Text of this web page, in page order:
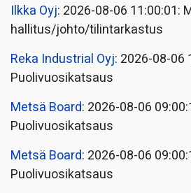
Ilkka Oyj: 2026-08-06 11:00:01:
hallitus/johto/tilintarkastus
Reka Industrial Oyj: 2026-08-06
Puolivuosikatsaus
Metsä Board: 2026-08-06
Puolivuosikatsaus
Metsä Board: 2026-08-06
Puolivuosikatsaus